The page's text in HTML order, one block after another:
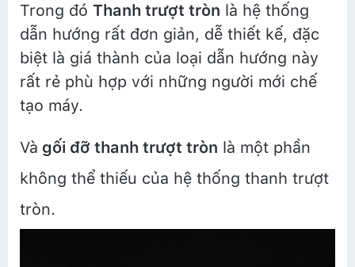
Trong đó Thanh trượt tròn là hệ thống
dẫn hướng rất đơn giản, dễ thiết kế, đặc
biệt là giá thành của loại dẫn hướng này
rất rẻ phù hợp với những người mới chế
tạo máy.
Và gối đỡ thanh trượt tròn là một phần
không thể thiếu của hệ thống thanh trượt
tròn.